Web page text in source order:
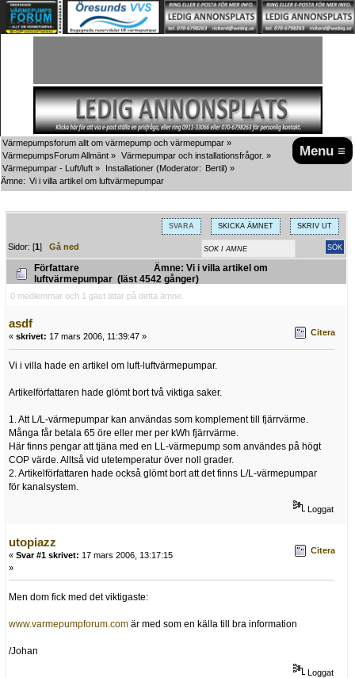
Menu ≡
Värmepumpsforum allt om värmepump och värmepumpar »
VärmepumpsForum Allmänt » Värmepumpar och installationsfrågor. »
Värmepumpar - Luft/luft » Installationer (Moderator: Bertil) »
Ämne: Vi i villa artikel om luftvärmepumpar
SVARA SKICKA ÄMNET SKRIV UT
Sidor: [1]Gå ned
Författare
Ämne: Vi i villa artikel om
luftvärmepumpar (läst 4542 gånger)
0 medlemmar och 1 gäst tittar på detta ämne.
asdf
« skrivet: 17 mars 2006, 11:39:47 » Citera
Vi i villa hade en artikel om luft-luftvärmepumpar.
Artikelförfattaren hade glömt bort två viktiga saker.
1. Att L/L-värmepumpar kan användas som komplement till fjärrvärme.
Många får betala 65 öre eller mer per kWh fjärrvärme.
Här finns pengar att tjäna med en LL-värmepump som användes på högt
COP värde. Alltså vid utetemperatur över noll grader.
2. Artikelförfattaren hade också glömt bort att det finns L/L-värmepumpar
för kanalsystem.
Loggat
utopiazz
« Svar #1 skrivet: 17 mars 2006, 13:17:15
»
Citera
Men dom fick med det viktigaste:
www.varmepumpforum.com är med som en källa till bra information
/Johan
Loggat